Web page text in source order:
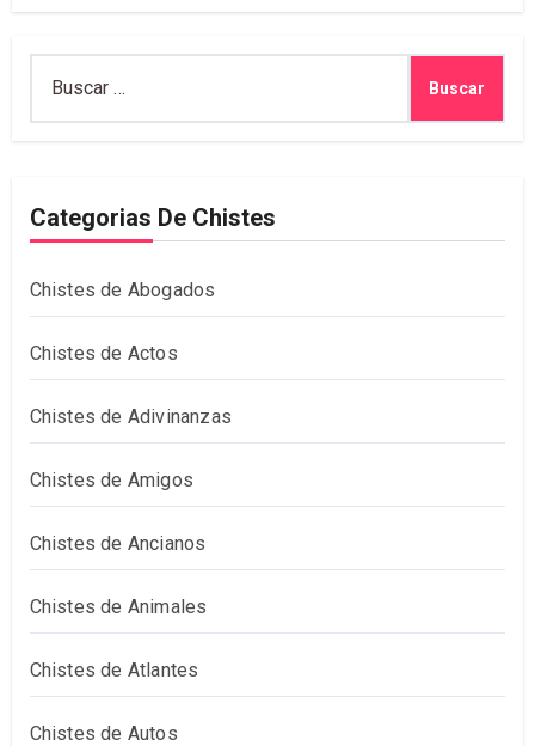
Categorias De Chistes
Chistes de Abogados
Chistes de Actos
Chistes de Adivinanzas
Chistes de Amigos
Chistes de Ancianos
Chistes de Animales
Chistes de Atlantes
Chistes de Autos